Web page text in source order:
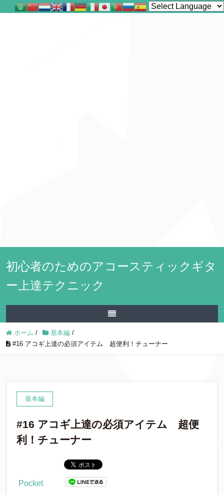
初心者のためのアコースティックギタ
ー上達テクニック
ホーム / 基本編 /
#16 アコギ上達の必須アイテム 超便利！チューナー
基本編
#16 アコギ上達の必須アイテム 超便
利！チューナー
Pocket